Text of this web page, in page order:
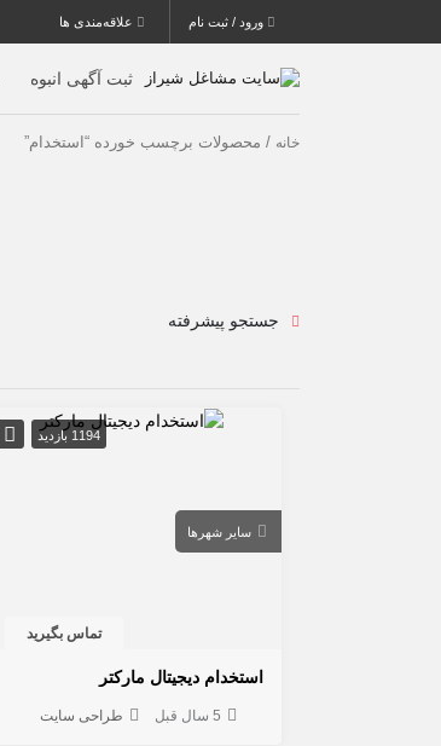
ورود / ثبت نام علاقه‌مندی ها
ثبت آگهی انبوه
خانه / محصولات برچسب خورده “استخدام”
جستجو پیشرفته
1194 بازدید
سایر شهرها
تماس بگیرید
استخدام دیجیتال مارکتر
5 سال قبل طراحی سایت